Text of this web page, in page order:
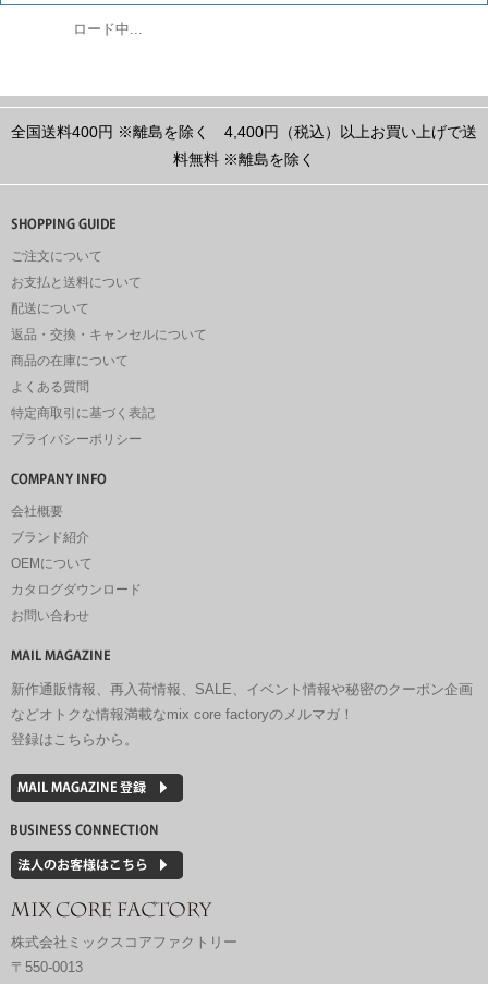
ロード中...
全国送料400円 ※離島を除く
4,400円（税込）以上お買い上げで送
料無料 ※離島を除く
ご注文について
お支払と送料について
配送について
返品・交換・キャンセルについて
商品の在庫について
よくある質問
特定商取引に基づく表記
プライバシーポリシー
会社概要
ブランド紹介
OEMについて
カタログダウンロード
お問い合わせ
新作通販情報、再入荷情報、SALE、イベント情報や秘密のクーポン企画
などオトクな情報満載なmix core factoryのメルマガ！
登録はこちらから。
株式会社ミックスコアファクトリー
〒550-0013